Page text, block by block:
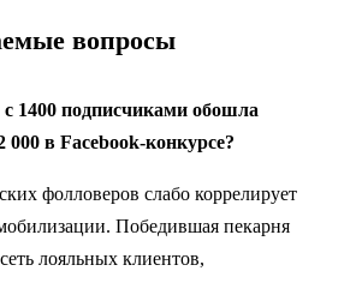
вопросы
1400 подписчиками обошла
000 в Facebook-конкурсе?
фолловеров слабо коррелирует
Победившая пекарня
лояльных клиентов,